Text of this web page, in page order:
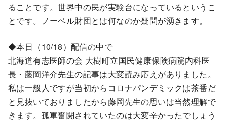
ることです。世界中の民が実験台になっているというこ
とです。ノーベル財団とは何なのか疑問が湧きます。
◆本日（10/18）配信の中で
北海道有志医師の会 大樹町立国民健康保険病院内科医
長・藤岡洋介先生の記事は大変読み応えがありました。
私は一般人ですが当初からコロナパンデミックは茶番だ
と見抜いておりましたから藤岡先生の思いは当然理解で
きます。孤軍奮闘されていたのは大変辛かったでしょう